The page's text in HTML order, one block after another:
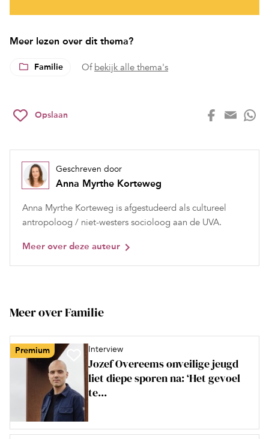
Meer lezen over dit thema?
Familie Of bekijk alle thema's
Opslaan
Geschreven door
Anna Myrthe Korteweg
Anna Myrthe Korteweg is afgestudeerd als cultureel
antropoloog / niet-westers socioloog aan de UVA.
Meer over deze auteur
Meer over Familie
Premium Interview
Jozef Overeems onveilige jeugd
liet diepe sporen na: ‘Het gevoel
te...